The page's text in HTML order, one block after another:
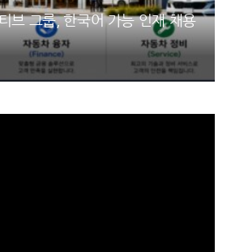
브 그룹, 한국어 가능 인재 채용